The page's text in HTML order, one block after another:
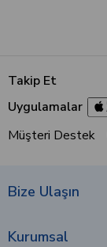
Takip Et
Uygulamalar
Müşteri Destek
Bize Ulaşın
Kurumsal